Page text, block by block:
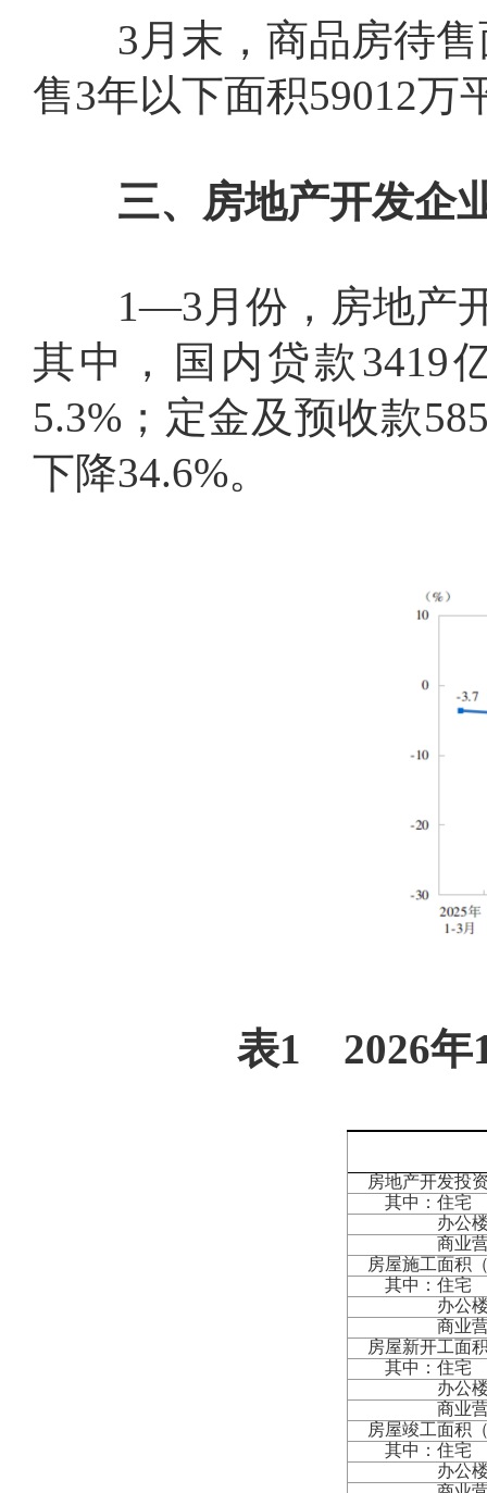
3 月末，商品房待
售3年以下面积59012万
三、房地产开发企
1—3 月份，房地产
其中，国内贷款 3419
5.3% ；定金及预收款
下降34.6%。
表1 2026年
房地产开发投
其中：住宅
办公
商业营
房屋施工面积
其中：住宅
办公
商业营
房屋新开工面
其中：住宅
办公
商业营
房屋竣工面积
其中：住宅
办公